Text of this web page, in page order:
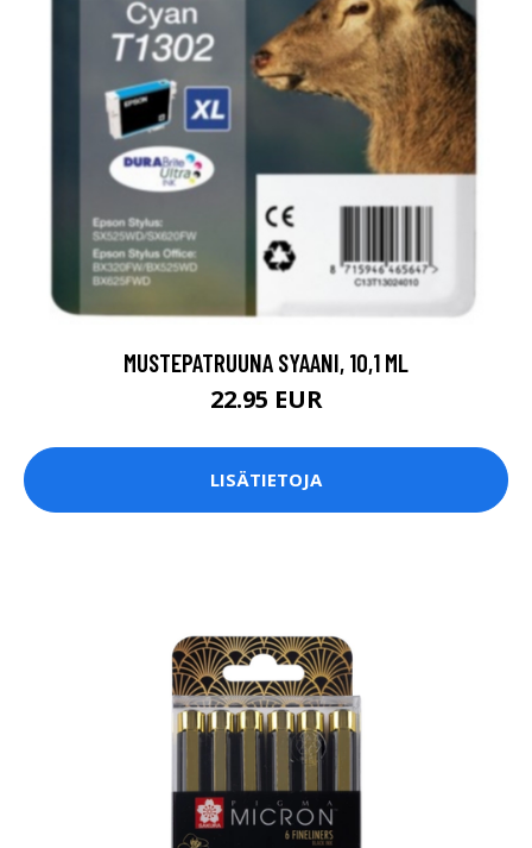
MUSTEPATRUUNA SYAANI, 10,1 ML
22.95 EUR
LISÄTIETOJA